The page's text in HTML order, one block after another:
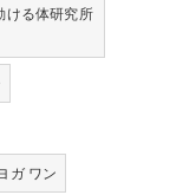
ける体研究所
ガ ワン